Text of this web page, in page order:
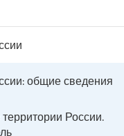
общие сведения
России.